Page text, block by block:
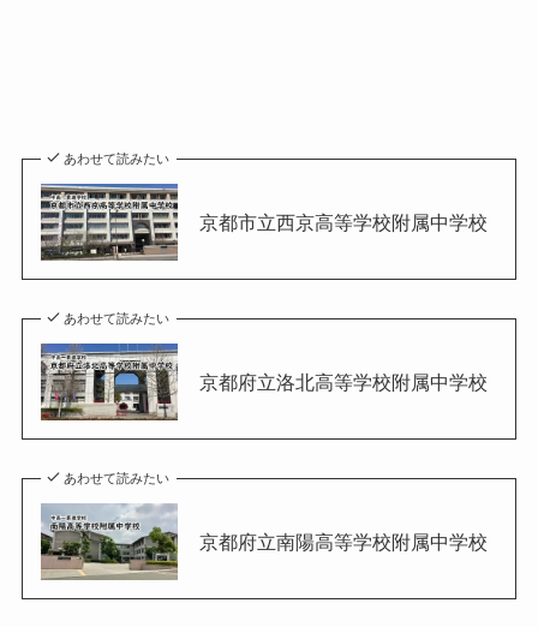
あわせて読みたい
京都市立西京高等学校附属中学校
あわせて読みたい
京都府立洛北高等学校附属中学校
あわせて読みたい
京都府立南陽高等学校附属中学校